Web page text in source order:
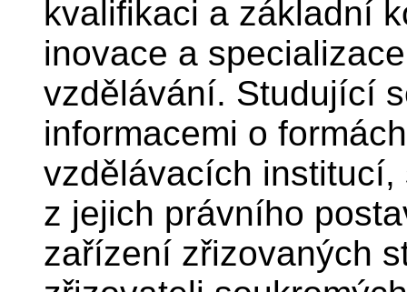
kvalifikaci a základní
inovace a
vzdělávání. Studující
informacemi o
vzdělávacích
z jejich právního
zařízení zřizovaných